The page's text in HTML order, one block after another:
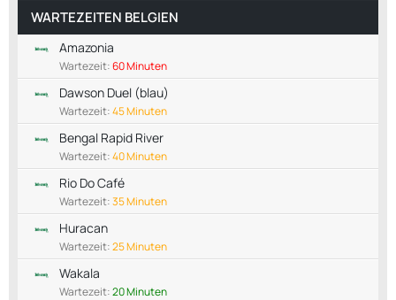
WARTEZEITEN BELGIEN
Amazonia
Wartezeit:60 Minuten
Dawson Duel (blau)
Wartezeit:45 Minuten
Bengal Rapid River
Wartezeit:40 Minuten
Rio Do Café
Wartezeit:35 Minuten
Huracan
Wartezeit:25 Minuten
Wakala
Wartezeit:20 Minuten